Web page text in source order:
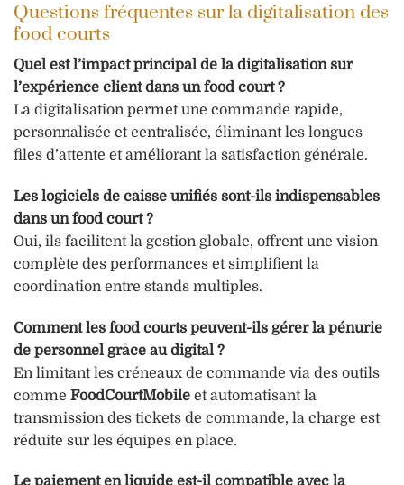
Questions fréquentes sur la digitalisation des
food courts
Quel est l’impact principal de la digitalisation sur
l’expérience client dans un food court ?
La digitalisation permet une commande rapide,
personnalisée et centralisée, éliminant les longues
files d’attente et améliorant la satisfaction générale.
Les logiciels de caisse unifiés sont-ils indispensables
dans un food court ?
Oui, ils facilitent la gestion globale, offrent une vision
complète des performances et simplifient la
coordination entre stands multiples.
Comment les food courts peuvent-ils gérer la pénurie
de personnel grâce au digital ?
En limitant les créneaux de commande via des outils
comme FoodCourtMobile et automatisant la
transmission des tickets de commande, la charge est
réduite sur les équipes en place.